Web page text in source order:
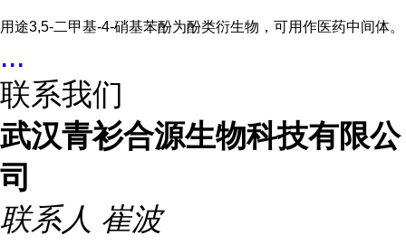
用途3,5-二甲基-4-硝基苯酚为酚类衍生物，可用作医药中间体。
...
联系我们
武汉青衫合源生物科技有限公
司
联系人 崔波